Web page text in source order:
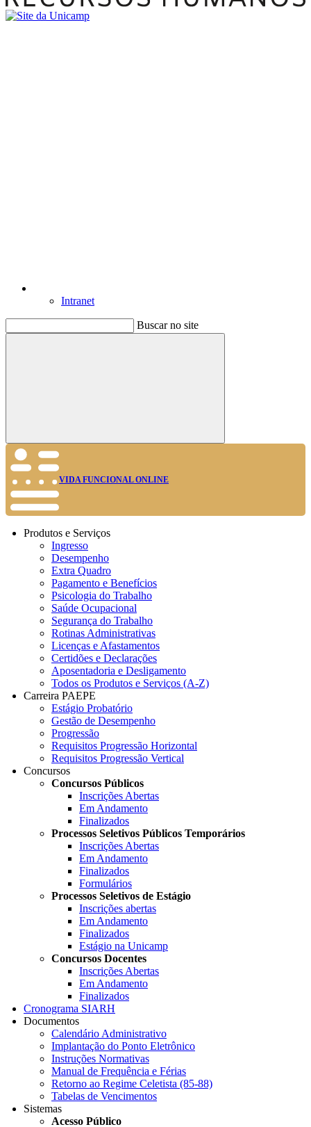
Intranet
Buscar no site
Buscar
VIDA FUNCIONAL ONLINE
Produtos e Serviços
Ingresso
Desempenho
Extra Quadro
Pagamento e Benefícios
Psicologia do Trabalho
Saúde Ocupacional
Segurança do Trabalho
Rotinas Administrativas
Licenças e Afastamentos
Certidões e Declarações
Aposentadoria e Desligamento
Todos os Produtos e Serviços (A-Z)
Carreira PAEPE
Estágio Probatório
Gestão de Desempenho
Progressão
Requisitos Progressão Horizontal
Requisitos Progressão Vertical
Concursos
Concursos Públicos
Inscrições Abertas
Em Andamento
Finalizados
Processos Seletivos Públicos Temporários
Inscrições Abertas
Em Andamento
Finalizados
Formulários
Processos Seletivos de Estágio
Inscrições abertas
Em Andamento
Finalizados
Estágio na Unicamp
Concursos Docentes
Inscrições Abertas
Em Andamento
Finalizados
Cronograma SIARH
Documentos
Calendário Administrativo
Implantação do Ponto Eletrônico
Instruções Normativas
Manual de Frequência e Férias
Retorno ao Regime Celetista (85-88)
Tabelas de Vencimentos
Sistemas
Acesso Público